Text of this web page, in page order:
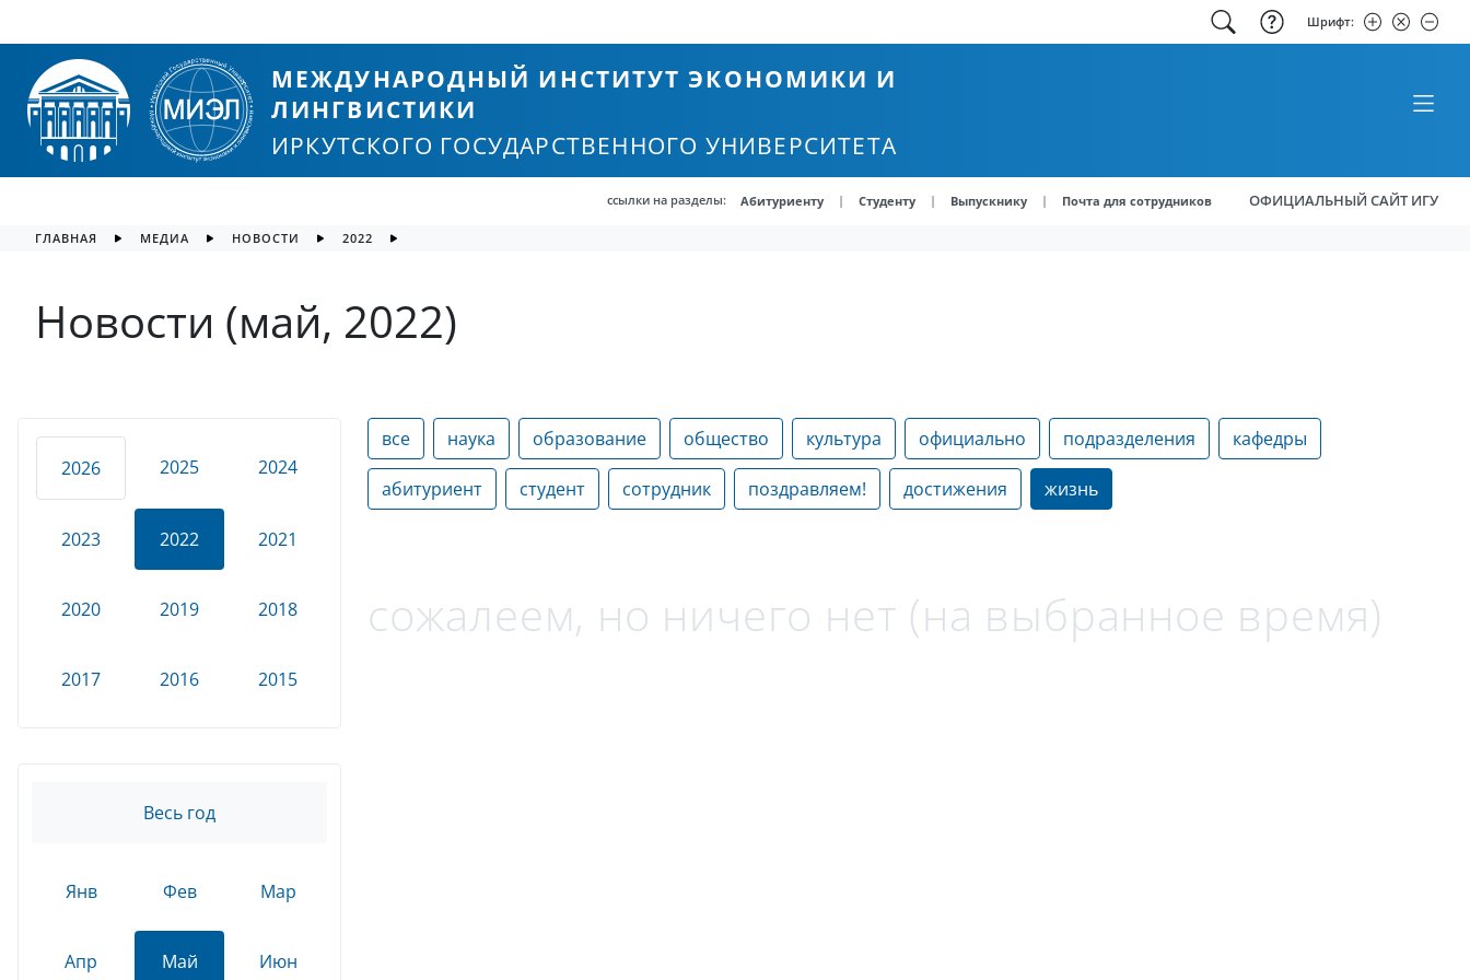
Шрифт:
МЕЖДУНАРОДНЫЙ ИНСТИТУТ ЭКОНОМИКИ И
ЛИНГВИСТИКИ
ИРКУТСКОГО ГОСУДАРСТВЕННОГО УНИВЕРСИТЕТА
ссылки на разделы: Абитуриенту | Студенту | Выпускнику | Почта для сотрудников ОФИЦИАЛЬНЫЙ САЙТ ИГУ
ГЛАВНАЯ МЕДИА НОВОСТИ 2022
Новости (май, 2022)
2026 2025 2024
2023 2022 2021
2020 2019 2018
2017 2016 2015
Весь год
Янв Фев Мар
Апр Май Июн
все наука образование общество культура официально подразделения кафедры
абитуриент студент сотрудник поздравляем! достижения жизнь
сожалеем, но ничего нет (на выбранное время)